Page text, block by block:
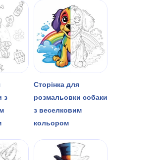
з
Сторінка для
розмальовки собаки
з веселковим
кольором